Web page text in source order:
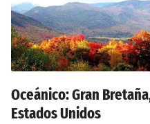
Oceánico: Gran
Estados Unidos